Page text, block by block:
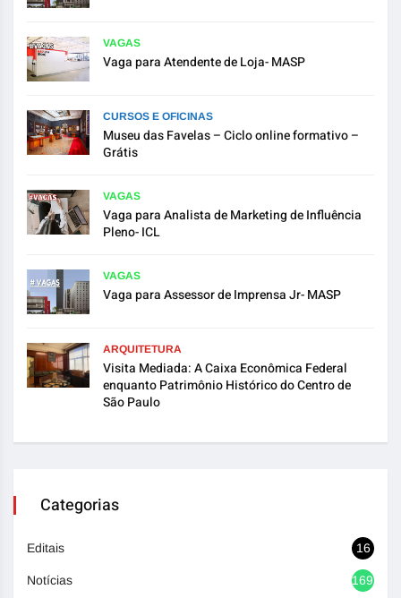
VAGAS
Vaga para Atendente de Loja- MASP
CURSOS E OFICINAS
Museu das Favelas – Ciclo online formativo –
Grátis
VAGAS
Vaga para Analista de Marketing de Influência
Pleno- ICL
VAGAS
Vaga para Assessor de Imprensa Jr- MASP
ARQUITETURA
Visita Mediada: A Caixa Econômica Federal
enquanto Patrimônio Histórico do Centro de
São Paulo
Categorias
Editais 16
Notícias 1692